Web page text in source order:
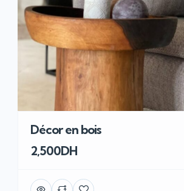
Décor en bois
2,500DH